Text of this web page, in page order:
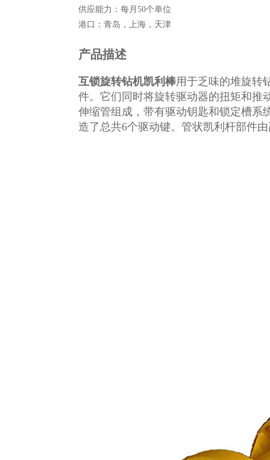
供应能力： 每月50个单位
港口： 青岛，上海，天津
产品描述
互锁旋转钻机凯利棒用于乏味的堆旋转
件。它们同时将旋转驱动器的扭矩和推
伸缩管组成，带有驱动钥匙和锁定槽系
造了总共6个驱动键。管状凯利杆部件